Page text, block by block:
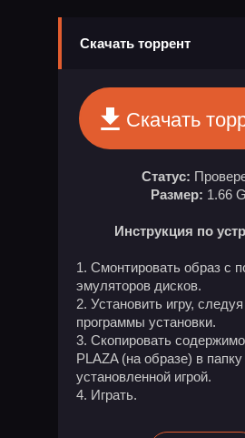
Скачать торрент
Скачать
Статус:
Размер: 1.66
Инструкция по
Смонтировать образ с
эмуляторов дисков.
Установить игру,
программы установки.
Скопировать
PLAZA (на образе) в папку
установленной игрой.
Играть.